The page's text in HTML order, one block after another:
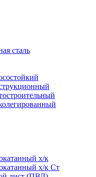
сталь
х/к
х/к Ст